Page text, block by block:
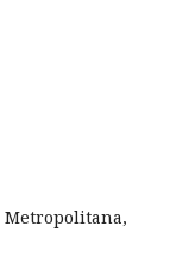
Metropolitana,